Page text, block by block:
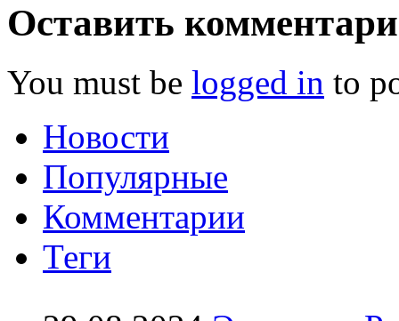
Оставить
You must be logged in to
Новости
Популярные
Комментарии
Теги